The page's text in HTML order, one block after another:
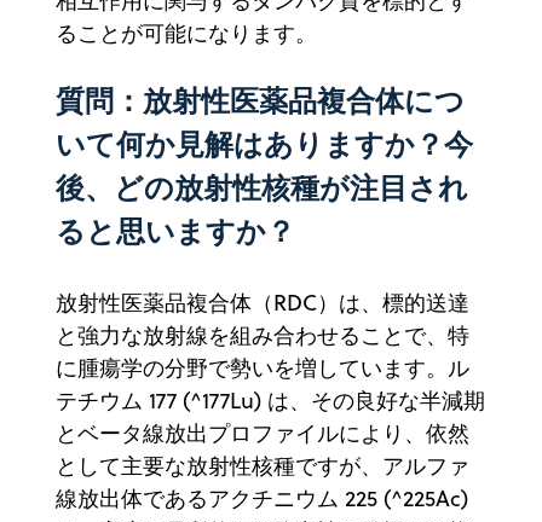
ることが可能になります。
質問：放射性医薬品複合体につ
いて何か見解はありますか？今
後、どの放射性核種が注目され
ると思いますか？
放射性医薬品複合体（RDC）は、標的送達
と強力な放射線を組み合わせることで、特
に腫瘍学の分野で勢いを増しています。ル
テチウム 177 (^177Lu) は、その良好な半減期
とベータ線放出プロファイルにより、依然
として主要な放射性核種ですが、アルファ
線放出体であるアクチニウム 225 (^225Ac)